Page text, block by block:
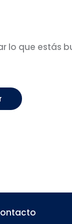
lo que estás